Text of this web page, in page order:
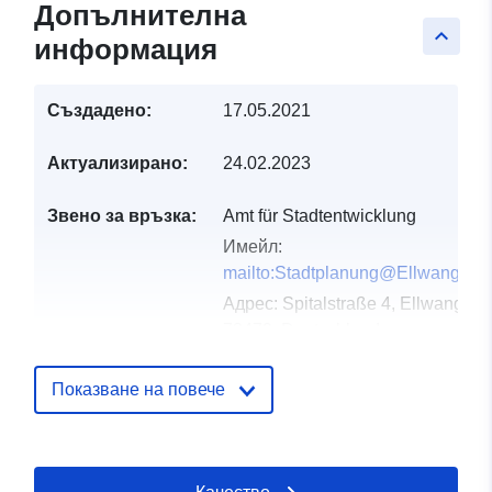
keyboard_arrow_up
Допълнителна
информация
Създадено: 17.05.2021
Актуализирано: 24.02.2023
Звено за връзка:
Amt für Stadtentwicklung
Имейл:
Адрес: Spitalstraße 4, Ellwangen,
http://www.ellwangen.de
запис:
January 2026
Показване на повече